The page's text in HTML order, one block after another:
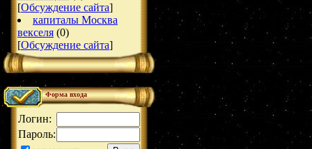
[Обсуждение сайта]
капиталы Москва
векселя (0)
[Обсуждение сайта]
Форма входа
Логин:
Пароль: